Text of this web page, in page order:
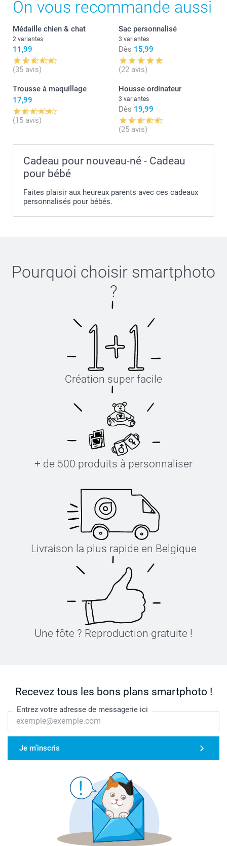
On vous recommande aussi
Médaille chien & chat
2 variantes
11,99
(35 avis)
Sac personnalisé
3 variantes
Dès 15,99
(22 avis)
Trousse à maquillage
17,99
(15 avis)
Housse ordinateur
3 variantes
Dès 19,99
(25 avis)
Cadeau pour nouveau-né - Cadeau
pour bébé
Faites plaisir aux heureux parents avec ces cadeaux
personnalisés pour bébés.
Pourquoi choisir smartphoto
?
Création super facile
+ de 500 produits à personnaliser
Livraison la plus rapide en Belgique
Une fôte ? Reproduction gratuite !
Recevez tous les bons plans smartphoto !
Entrez votre adresse de messagerie ici
Je m'inscris